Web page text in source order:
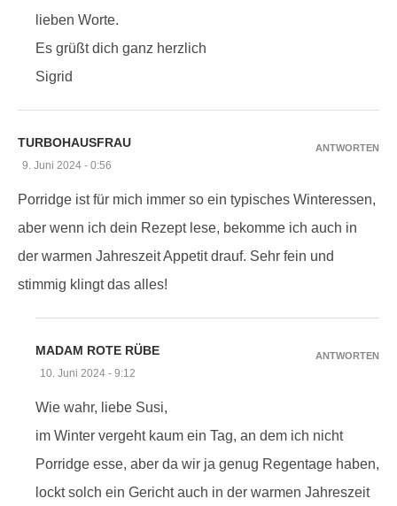
lieben Worte.
Es grüßt dich ganz herzlich
Sigrid
TURBOHAUSFRAU
9. Juni 2024 - 0:56
Porridge ist für mich immer so ein typisches Winteressen,
aber wenn ich dein Rezept lese, bekomme ich auch in
der warmen Jahreszeit Appetit drauf. Sehr fein und
stimmig klingt das alles!
ANTWORTEN
MADAM ROTE RÜBE
10. Juni 2024 - 9:12
Wie wahr, liebe Susi,
im Winter vergeht kaum ein Tag, an dem ich nicht
Porridge esse, aber da wir ja genug Regentage haben,
lockt solch ein Gericht auch in der warmen Jahreszeit
ANTWORTEN